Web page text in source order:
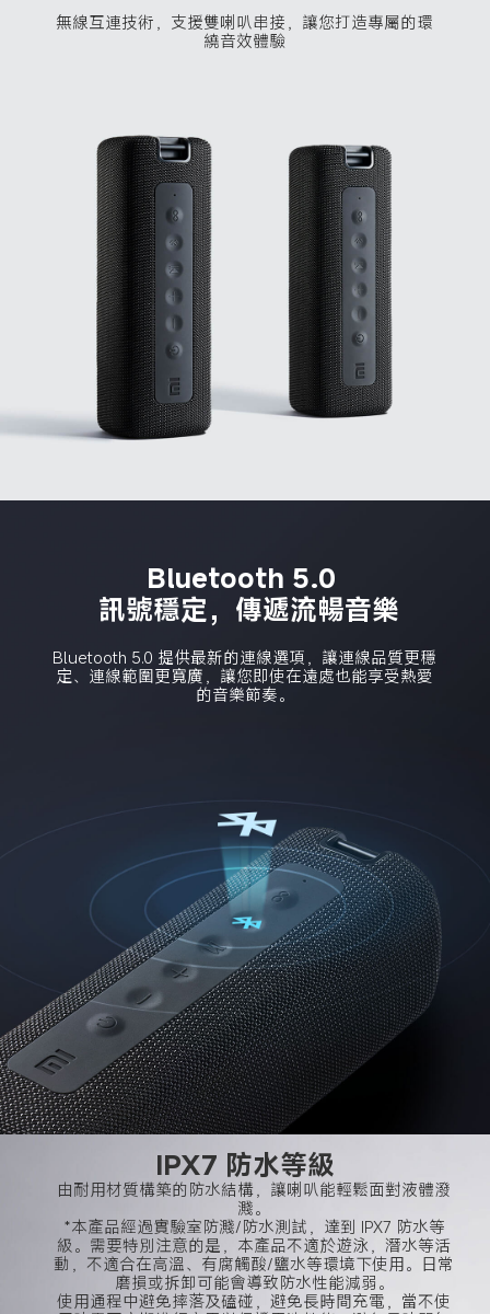
無線互連技術，支援雙喇叭串接，讓您打造專屬的環
繞音效體驗
Bluetooth 5.0
訊號穩定，傳遞流暢音樂
Bluetooth 5.0 提供最新的連線選項，讓連線品質更穩
定、連線範圍更寬廣，讓您即使在遠處也能享受熱愛
的音樂節奏。
由耐用材質構築的防水結構，讓喇叭能輕鬆面對液體潑
濺。
*本產品經過實驗室防濺/防水測試，達到 IPX7 防水等
級。需要特別注意的是，本產品不適於遊泳，潛水等活
動，不適合在高溫、有腐觸酸/鹽水等環境下使用。日常
磨損或拆卸可能會導致防水性能減弱。
使用通程中避免摔落及磕碰，避免長時間充電，當不使